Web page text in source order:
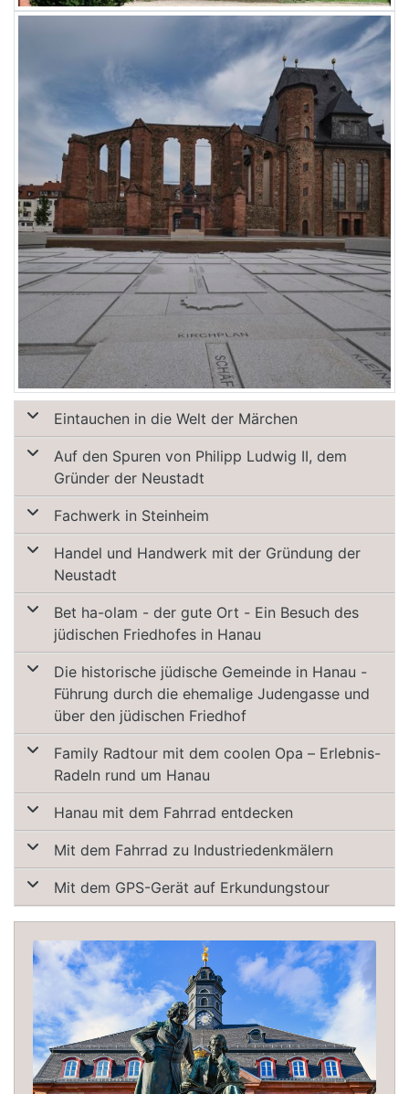
Eintauchen in die Welt der Märchen
Auf den Spuren von Philipp Ludwig II, dem
Gründer der Neustadt
Fachwerk in Steinheim
Handel und Handwerk mit der Gründung der
Neustadt
Bet ha-olam - der gute Ort - Ein Besuch des
jüdischen Friedhofes in Hanau
Die historische jüdische Gemeinde in Hanau -
Führung durch die ehemalige Judengasse und
über den jüdischen Friedhof
Family Radtour mit dem coolen Opa – Erlebnis-
Radeln rund um Hanau
Hanau mit dem Fahrrad entdecken
Mit dem Fahrrad zu Industriedenkmälern
Mit dem GPS-Gerät auf Erkundungstour